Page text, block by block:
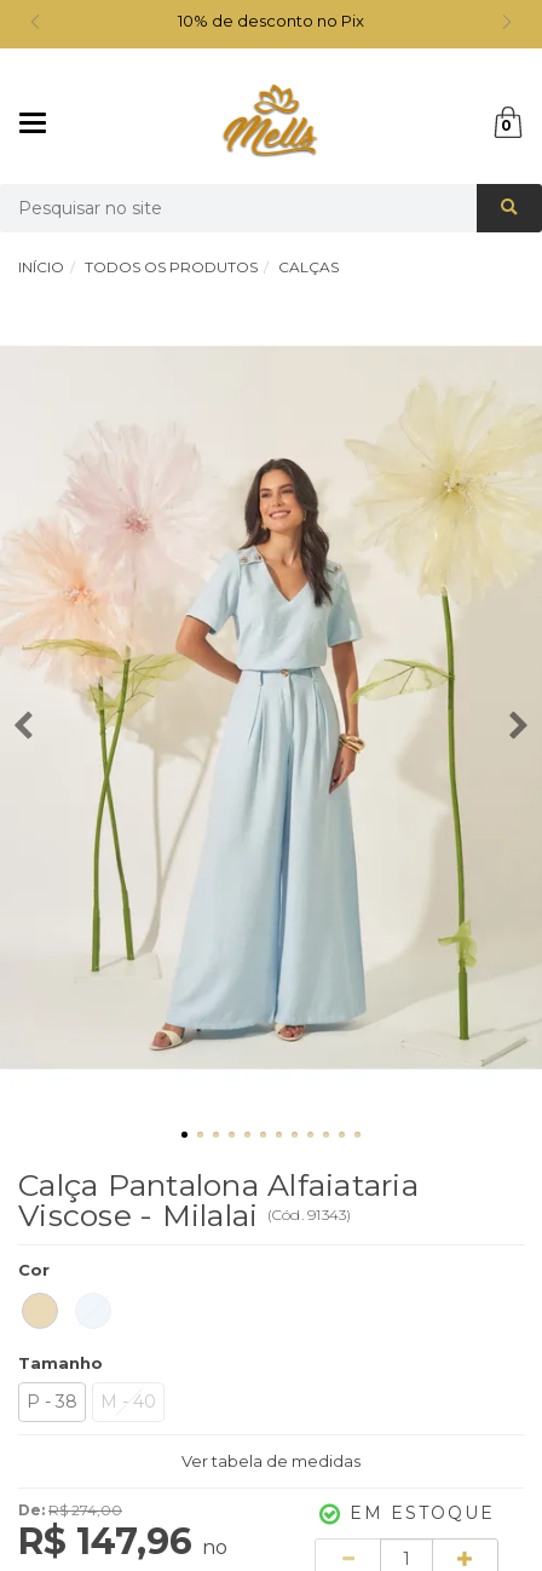
10% de desconto no Pix
0
INÍCIO TODOS OS PRODUTOS CALÇAS
Calça Pantalona Alfaiataria
Viscose - Milalai
(Cód. 91343)
Cor
Tamanho
P - 38 M - 40
Ver tabela de medidas
De: R$ 274,00
R$ 147,96 no
EM ESTOQUE